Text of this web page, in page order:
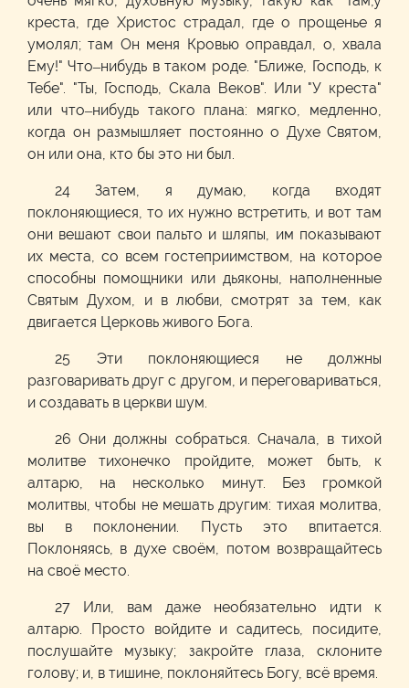
креста, где Христос страдал, где о прощенье я
умолял; там Он меня Кровью оправдал, о, хвала
Ему!" Что–нибудь в таком роде. "Ближе, Господь, к
Тебе". "Ты, Господь, Скала Веков". Или "У креста"
или что–нибудь такого плана: мягко, медленно,
когда он размышляет постоянно о Духе Святом,
он или она, кто бы это ни был.
24 Затем, я думаю, когда входят
поклоняющиеся, то их нужно встретить, и вот там
они вешают свои пальто и шляпы, им показывают
их места, со всем гостеприимством, на которое
способны помощники или дьяконы, наполненные
Святым Духом, и в любви, смотрят за тем, как
двигается Церковь живого Бога.
25 Эти поклоняющиеся не должны
разговаривать друг с другом, и переговариваться,
и создавать в церкви шум.
26 Они должны собраться. Сначала, в тихой
молитве тихонечко пройдите, может быть, к
алтарю, на несколько минут. Без громкой
молитвы, чтобы не мешать другим: тихая молитва,
вы в поклонении. Пусть это впитается.
Поклоняясь, в духе своём, потом возвращайтесь
на своё место.
27 Или, вам даже необязательно идти к
алтарю. Просто войдите и садитесь, посидите,
послушайте музыку; закройте глаза, склоните
голову; и, в тишине, поклоняйтесь Богу, всё время.